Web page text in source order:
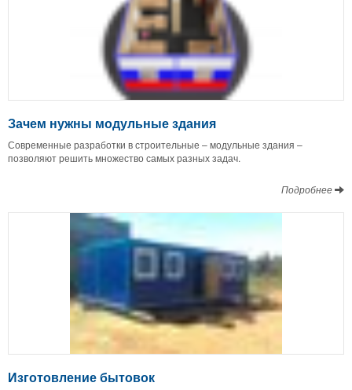
Зачем нужны модульные здания
Современные разработки в строительные – модульные здания –
позволяют решить множество самых разных задач.
Подробнее
Изготовление бытовок